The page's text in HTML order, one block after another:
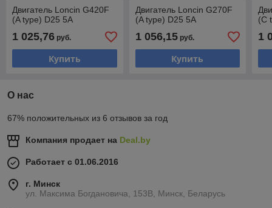
Двигатель Loncin G420F
(A type) D25 5А
1 025,76 руб.
Купить
Двигатель Loncin G270F
(A type) D25 5А
1 056,15руб.
Купить
(C
1
О нас
67% положительных из 6 отзывов за год
Компания продает на Deal.by
Работает с 01.06.2016
г. Минск
ул. Максима Богдановича, 153В, Минск, Беларусь